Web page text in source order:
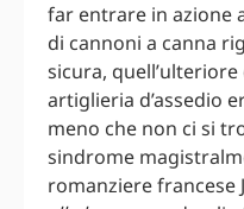
far entrare in azione
di cannoni a canna
sicura,
artiglieria d’assedio
meno che non ci si
sindrome
romanziere francese